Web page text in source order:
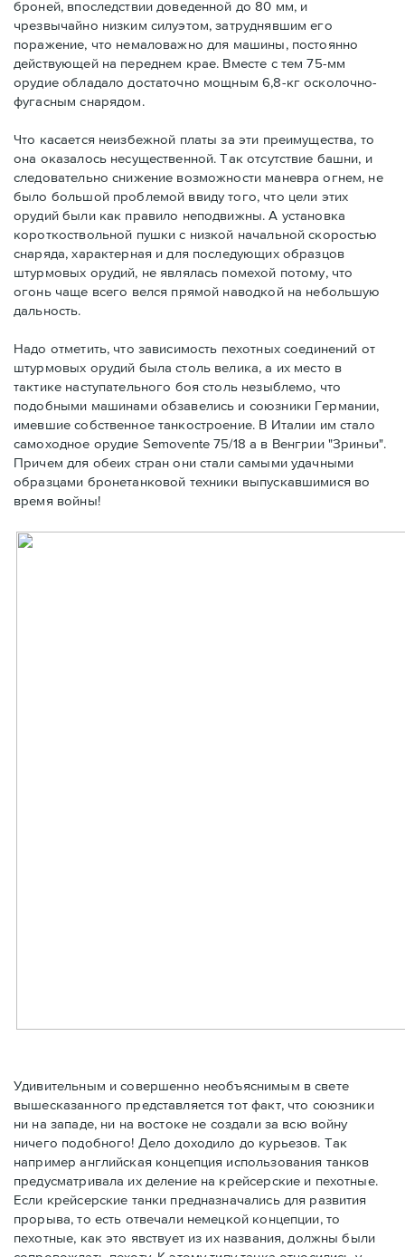
броней, впоследствии доведенной до 80 мм, и
чрезвычайно низким силуэтом, затруднявшим его
поражение, что немаловажно для машины, постоянно
действующей на переднем крае. Вместе с тем 75-мм
орудие обладало достаточно мощным 6,8-кг осколочно-
фугасным снарядом.
Что касается неизбежной платы за эти преимущества, то
она оказалось несущественной. Так отсутствие башни, и
следовательно снижение возможности маневра огнем, не
было большой проблемой ввиду того, что цели этих
орудий были как правило неподвижны. А установка
короткоствольной пушки с низкой начальной скоростью
снаряда, характерная и для последующих образцов
штурмовых орудий, не являлась помехой потому, что
огонь чаще всего велся прямой наводкой на небольшую
дальность.
Надо отметить, что зависимость пехотных соединений от
штурмовых орудий была столь велика, а их место в
тактике наступательного боя столь незыблемо, что
подобными машинами обзавелись и союзники Германии,
имевшие собственное танкостроение. В Италии им стало
самоходное орудие Semovente 75/18 а в Венгрии "Зриньи".
Причем для обеих стран они стали самыми удачными
образцами бронетанковой техники выпускавшимися во
время войны!
Удивительным и совершенно необъяснимым в свете
вышесказанного представляется тот факт, что союзники
ни на западе, ни на востоке не создали за всю войну
ничего подобного! Дело доходило до курьезов. Так
например английская концепция использования танков
предусматривала их деление на крейсерские и пехотные.
Если крейсерские танки предназначались для развития
прорыва, то есть отвечали немецкой концепции, то
пехотные, как это явствует из их названия, должны были